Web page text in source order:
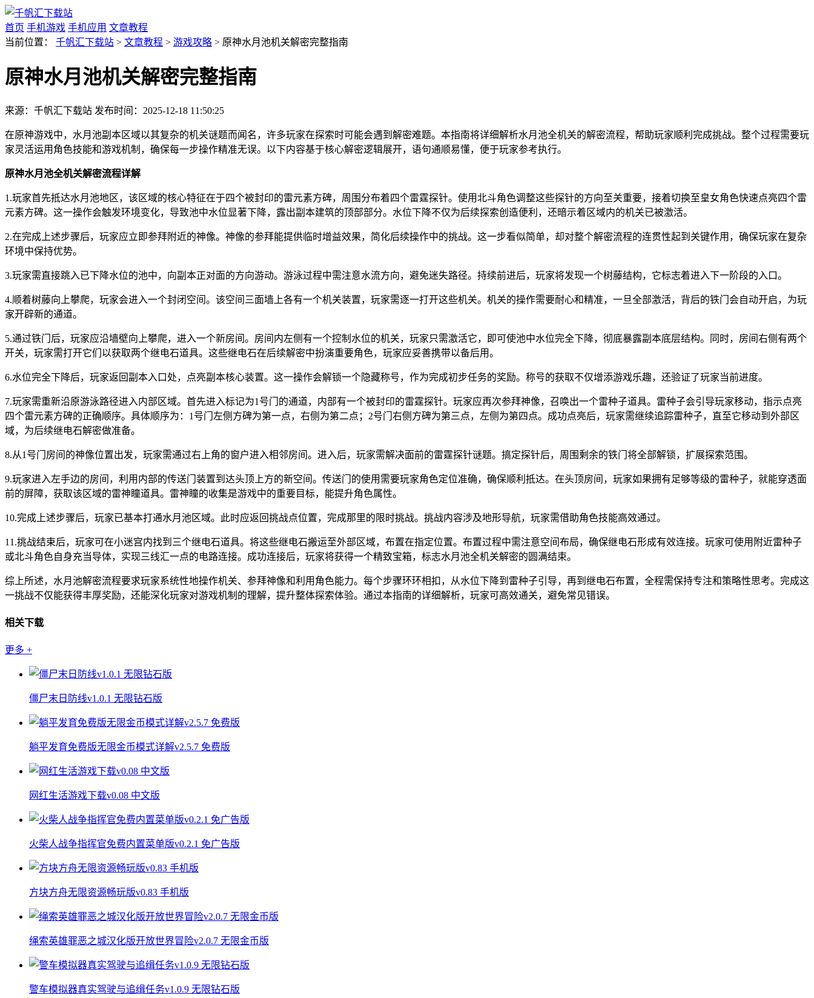
首页 手机游戏 手机应用 文章教程
当前位置： 千帆汇下载站 > 文章教程 > 游戏攻略 > 原神水月池机关解密完整指南
原神水月池机关解密完整指南
来源：千帆汇下载站 发布时间：2025-12-18 11:50:25
在原神游戏中，水月池副本区域以其复杂的机关谜题而闻名，许多玩家在探索时可能会遇到解密难题。本指南将详细解析水月池全机关的解密流程，帮助玩家顺利完成挑战。整个过程需要玩
家灵活运用角色技能和游戏机制，确保每一步操作精准无误。以下内容基于核心解密逻辑展开，语句通顺易懂，便于玩家参考执行。
原神水月池全机关解密流程详解
1.玩家首先抵达水月池地区，该区域的核心特征在于四个被封印的雷元素方碑，周围分布着四个雷霆探针。使用北斗角色调整这些探针的方向至关重要，接着切换至皇女角色快速点亮四个雷
元素方碑。这一操作会触发环境变化，导致池中水位显著下降，露出副本建筑的顶部部分。水位下降不仅为后续探索创造便利，还暗示着区域内的机关已被激活。
2.在完成上述步骤后，玩家应立即参拜附近的神像。神像的参拜能提供临时增益效果，简化后续操作中的挑战。这一步看似简单，却对整个解密流程的连贯性起到关键作用，确保玩家在复杂
环境中保持优势。
3.玩家需直接跳入已下降水位的池中，向副本正对面的方向游动。游泳过程中需注意水流方向，避免迷失路径。持续前进后，玩家将发现一个树藤结构，它标志着进入下一阶段的入口。
4.顺着树藤向上攀爬，玩家会进入一个封闭空间。该空间三面墙上各有一个机关装置，玩家需逐一打开这些机关。机关的操作需要耐心和精准，一旦全部激活，背后的铁门会自动开启，为玩
家开辟新的通道。
5.通过铁门后，玩家应沿墙壁向上攀爬，进入一个新房间。房间内左侧有一个控制水位的机关，玩家只需激活它，即可使池中水位完全下降，彻底暴露副本底层结构。同时，房间右侧有两个
开关，玩家需打开它们以获取两个继电石道具。这些继电石在后续解密中扮演重要角色，玩家应妥善携带以备后用。
6.水位完全下降后，玩家返回副本入口处，点亮副本核心装置。这一操作会解锁一个隐藏称号，作为完成初步任务的奖励。称号的获取不仅增添游戏乐趣，还验证了玩家当前进度。
7.玩家需重新沿原游泳路径进入内部区域。首先进入标记为1号门的通道，内部有一个被封印的雷霆探针。玩家应再次参拜神像，召唤出一个雷种子道具。雷种子会引导玩家移动，指示点亮
四个雷元素方碑的正确顺序。具体顺序为：1号门左侧方碑为第一点，右侧为第二点；2号门右侧方碑为第三点，左侧为第四点。成功点亮后，玩家需继续追踪雷种子，直至它移动到外部区
域，为后续继电石解密做准备。
8.从1号门房间的神像位置出发，玩家需通过右上角的窗户进入相邻房间。进入后，玩家需解决面前的雷霆探针谜题。搞定探针后，周围剩余的铁门将全部解锁，扩展探索范围。
9.玩家进入左手边的房间，利用内部的传送门装置到达头顶上方的新空间。传送门的使用需要玩家角色定位准确，确保顺利抵达。在头顶房间，玩家如果拥有足够等级的雷种子，就能穿透面
前的屏障，获取该区域的雷神瞳道具。雷神瞳的收集是游戏中的重要目标，能提升角色属性。
10.完成上述步骤后，玩家已基本打通水月池区域。此时应返回挑战点位置，完成那里的限时挑战。挑战内容涉及地形导航，玩家需借助角色技能高效通过。
11.挑战结束后，玩家可在小迷宫内找到三个继电石道具。将这些继电石搬运至外部区域，布置在指定位置。布置过程中需注意空间布局，确保继电石形成有效连接。玩家可使用附近雷种子
或北斗角色自身充当导体，实现三线汇一点的电路连接。成功连接后，玩家将获得一个精致宝箱，标志水月池全机关解密的圆满结束。
综上所述，水月池解密流程要求玩家系统性地操作机关、参拜神像和利用角色能力。每个步骤环环相扣，从水位下降到雷种子引导，再到继电石布置，全程需保持专注和策略性思考。完成这
一挑战不仅能获得丰厚奖励，还能深化玩家对游戏机制的理解，提升整体探索体验。通过本指南的详细解析，玩家可高效通关，避免常见错误。
相关下载
更多 +
僵尸末日防线v1.0.1 无限钻石版
躺平发育免费版无限金币模式详解v2.5.7 免费版
网红生活游戏下载v0.08 中文版
火柴人战争指挥官免费内置菜单版v0.2.1 免广告版
方块方舟无限资源畅玩版v0.83 手机版
绳索英雄罪恶之城汉化版开放世界冒险v2.0.7 无限金币版
警车模拟器真实驾驶与追缉任务v1.0.9 无限钻石版